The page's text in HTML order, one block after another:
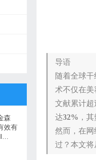
导语
随着全球
术不仅在美
文献累计超
达32% ，
然而，在
过？本文
森
效有